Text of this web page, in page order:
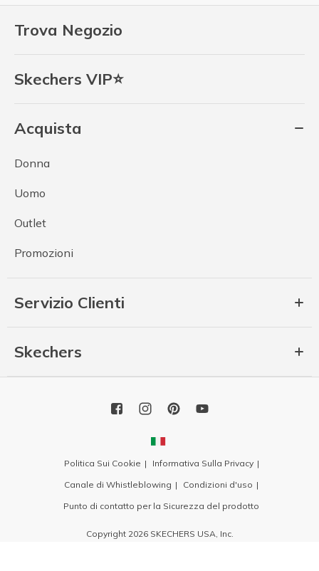
Trova Negozio
Skechers VIP⭐
Acquista
Donna
Uomo
Outlet
Promozioni
Servizio Clienti
Skechers
Politica Sui Cookie
Informativa Sulla Privacy
Canale di Whistleblowing
Condizioni d'uso
Punto di contatto per la Sicurezza del prodotto
Copyright 2026 SKECHERS USA, Inc.